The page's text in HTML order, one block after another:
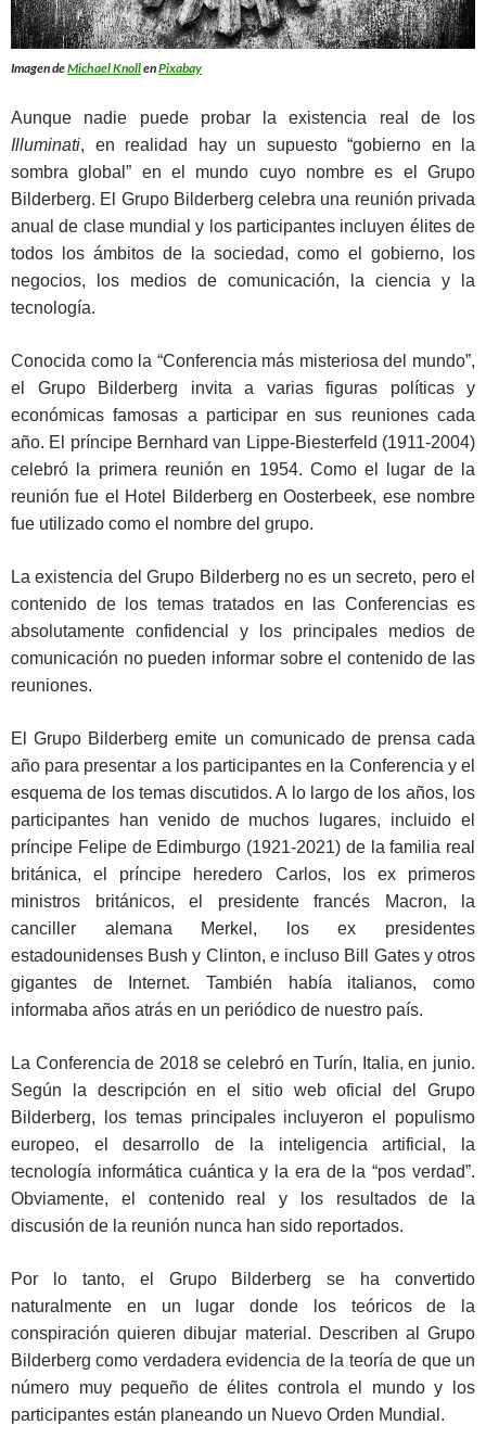
Imagen deMichael KnollenPixabay
Aunque nadie puede probar la existencia real de los
Illuminati, en realidad hay un supuesto “gobierno en la
sombra global” en el mundo cuyo nombre es el Grupo
Bilderberg. El Grupo Bilderberg celebra una reunión privada
anual de clase mundial y los participantes incluyen élites de
todos los ámbitos de la sociedad, como el gobierno, los
negocios, los medios de comunicación, la ciencia y la
tecnología.
Conocida como la “Conferencia más misteriosa del mundo”,
el Grupo Bilderberg invita a varias figuras políticas y
económicas famosas a participar en sus reuniones cada
año. El príncipe Bernhard van Lippe-Biesterfeld (1911-2004)
celebró la primera reunión en 1954. Como el lugar de la
reunión fue el Hotel Bilderberg en Oosterbeek, ese nombre
fue utilizado como el nombre del grupo.
La existencia del Grupo Bilderberg no es un secreto, pero el
contenido de los temas tratados en las Conferencias es
absolutamente confidencial y los principales medios de
comunicación no pueden informar sobre el contenido de las
reuniones.
El Grupo Bilderberg emite un comunicado de prensa cada
año para presentar a los participantes en la Conferencia y el
esquema de los temas discutidos. A lo largo de los años, los
participantes han venido de muchos lugares, incluido el
príncipe Felipe de Edimburgo (1921-2021) de la familia real
británica, el príncipe heredero Carlos, los ex primeros
ministros británicos, el presidente francés Macron, la
canciller alemana Merkel, los ex presidentes
estadounidenses Bush y Clinton, e incluso Bill Gates y otros
gigantes de Internet. También había italianos, como
informaba años atrás en un periódico de nuestro país.
La Conferencia de 2018 se celebró en Turín, Italia, en junio.
Según la descripción en el sitio web oficial del Grupo
Bilderberg, los temas principales incluyeron el populismo
europeo, el desarrollo de la inteligencia artificial, la
tecnología informática cuántica y la era de la “pos verdad”.
Obviamente, el contenido real y los resultados de la
discusión de la reunión nunca han sido reportados.
Por lo tanto, el Grupo Bilderberg se ha convertido
naturalmente en un lugar donde los teóricos de la
conspiración quieren dibujar material. Describen al Grupo
Bilderberg como verdadera evidencia de la teoría de que un
número muy pequeño de élites controla el mundo y los
participantes están planeando un Nuevo Orden Mundial.